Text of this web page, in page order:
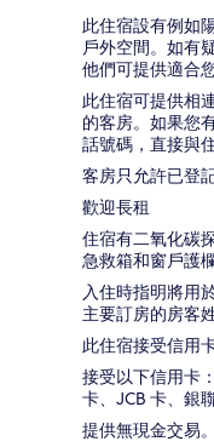
此住宿設有例如
戶外空間。如有
他們可提供適合
此住宿可提供相
的客房。如果您
話號碼，直接與
客房只允許已登
歡迎長租
住宿有二氧化碳
急救箱和窗戶護
入住時指明將用
主要訂房的房客
此住宿接受信用
接受以下信用卡
卡、JCB 卡、銀
提供無現金交易。